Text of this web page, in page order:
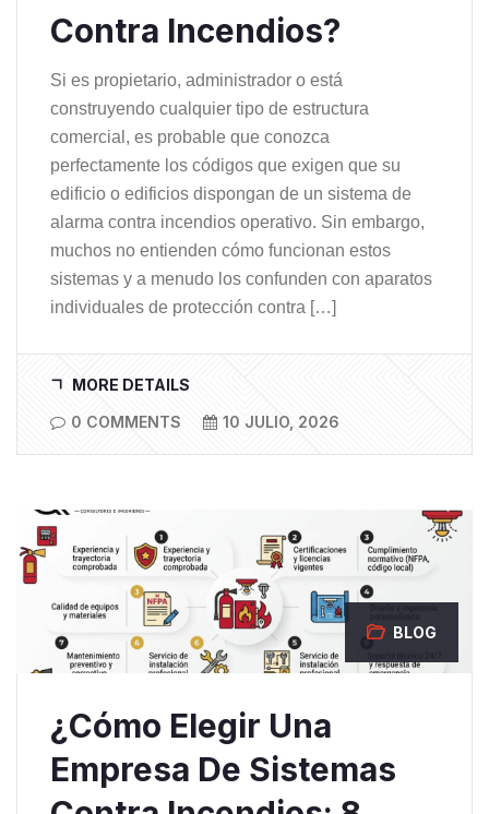
Contra Incendios?
Si es propietario, administrador o está
construyendo cualquier tipo de estructura
comercial, es probable que conozca
perfectamente los códigos que exigen que su
edificio o edificios dispongan de un sistema de
alarma contra incendios operativo. Sin embargo,
muchos no entienden cómo funcionan estos
sistemas y a menudo los confunden con aparatos
individuales de protección contra […]
MORE DETAILS
0 COMMENTS
10 JULIO, 2026
BLOG
¿Cómo Elegir Una
Empresa De Sistemas